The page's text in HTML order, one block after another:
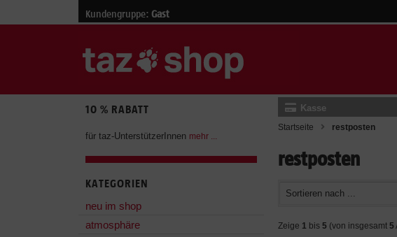
Kundengruppe: Gast
Kasse
Startseite restposten
restposten
Sortieren nach ...
Zeige 1 bis 5 (von insgesamt 5
10 % RABATT
für taz-UnterstützerInnen mehr ...
KATEGORIEN
neu im shop
atmosphäre